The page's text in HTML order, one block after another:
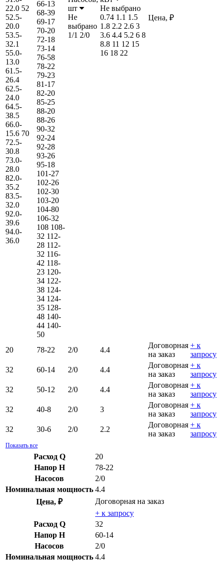
22.0 52
52.5-
20.0
53.5-
32.1
55.0-
13.0
61.5-
26.4
62.5-
24.0
64.5-
38.5
66.0-
15.6 70
72.5-
30.8
73.0-
28.0
82.0-
35.2
83.5-
32.0
92.0-
39.6
94.0-
36.0
66-13
68-39
69-17
70-20
72-18
73-14
76-58
78-22
79-23
81-17
82-20
85-25
88-20
88-26
90-32
92-24
92-28
93-26
95-18
101-27
102-26
102-30
103-20
104-80
106-32
108 108-
32 112-
28 112-
32 116-
42 118-
23 120-
34 122-
38 124-
34 124-
35 128-
48 140-
44 140-
50
шт
Не
выбрано
1/1 2/0
Не выбрано
0.74 1.1 1.5
1.8 2.2 2.6 3
3.6 4.4 5.2 6 8
8.8 11 12 15
16 18 22
Цена, ₽
20 78-22 2/0 4.4
Договорная
на заказ
+ к
запросу
32
60-14 2/0 4.4
Договорная
на заказ
+ к
запросу
32
50-12 2/0 4.4
Договорная
на заказ
+ к
запросу
32
40-8 2/0 3
Договорная
на заказ
+ к
запросу
32
30-6 2/0 2.2
Договорная
на заказ
+ к
запросу
Показать все
Расход Q
20
Напор H
78-22
Насосов
2/0
Номинальная мощность 4.4
Цена, ₽
Договорная на заказ
+ к запросу
Расход Q
32
Напор H
60-14
Насосов
2/0
Номинальная мощность 4.4